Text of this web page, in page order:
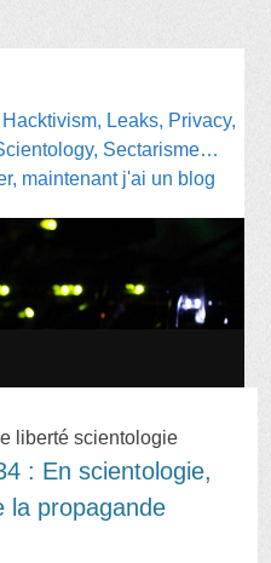
Leaks, Privacy,
Sectarisme…
maintenant j'ai un blog
liberté scientologie
: En scientologie,
la propagande